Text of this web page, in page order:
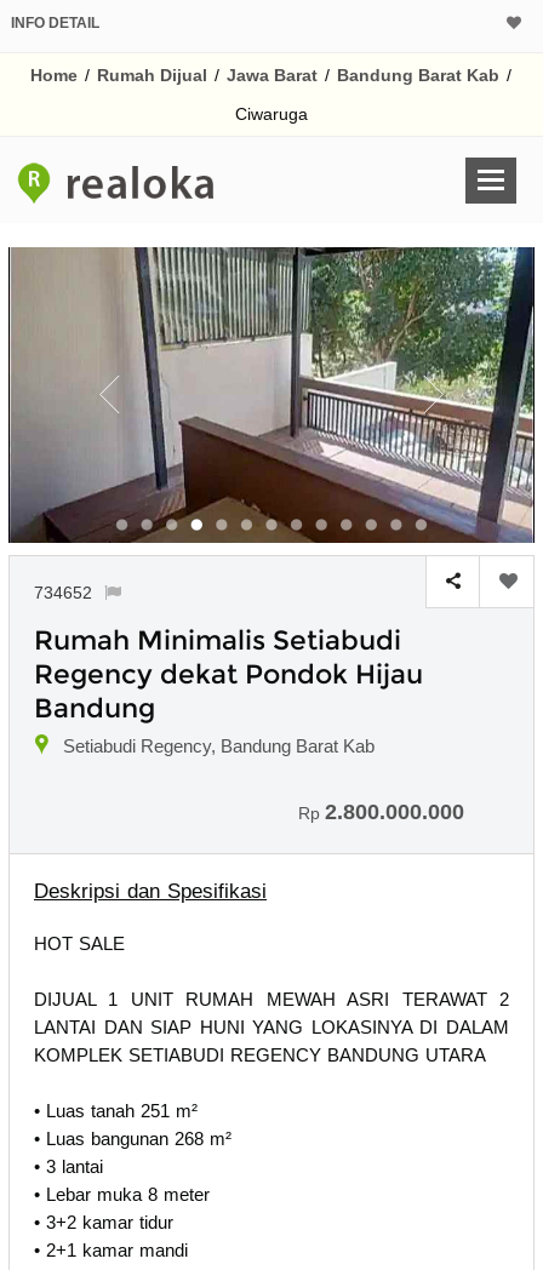
INFO DETAIL
Home / Rumah Dijual / Jawa Barat / Bandung Barat Kab /
Ciwaruga
734652
Rumah Minimalis Setiabudi
Regency dekat Pondok Hijau
Bandung
Setiabudi Regency, Bandung Barat Kab
Rp 2.800.000.000
Deskripsi dan Spesifikasi
HOT SALE
DIJUAL 1 UNIT RUMAH MEWAH ASRI TERAWAT 2
LANTAI DAN SIAP HUNI YANG LOKASINYA DI DALAM
KOMPLEK SETIABUDI REGENCY BANDUNG UTARA
• Luas tanah 251 m²
• Luas bangunan 268 m²
• 3 lantai
• Lebar muka 8 meter
• 3+2 kamar tidur
• 2+1 kamar mandi
Harga Rp
% /th
Untuk hasil simulasi
pada kotak-
Simpan